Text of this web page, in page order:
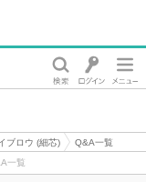
ブロウ (細芯)
Q&A一覧
一覧